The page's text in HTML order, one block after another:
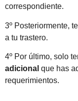
correspondiente.
3º Posteriormente,
a tu trastero.
4º Por último, solo
adicional que has
requerimientos.